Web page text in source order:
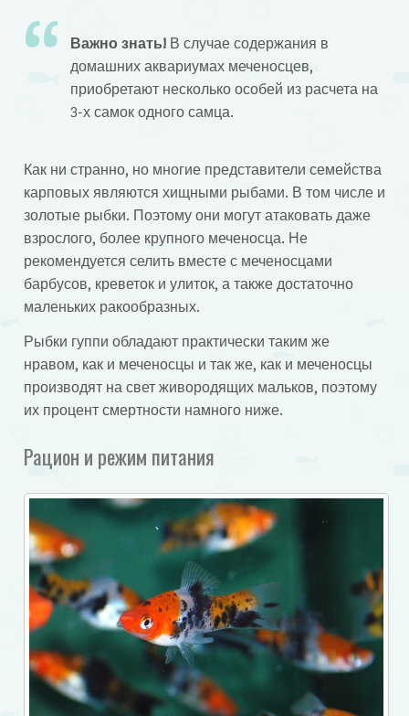
Важно знать!В случае содержания в
домашних аквариумах меченосцев,
приобретают несколько особей из расчета на
3-х самок одного самца.
Как ни странно, но многие представители семейства
карповых являются хищными рыбами. В том числе и
золотые рыбки. Поэтому они могут атаковать даже
взрослого, более крупного меченосца. Не
рекомендуется селить вместе с меченосцами
барбусов, креветок и улиток, а также достаточно
маленьких ракообразных.
Рыбки гуппи обладают практически таким же
нравом, как и меченосцы и так же, как и меченосцы
производят на свет живородящих мальков, поэтому
их процент смертности намного ниже.
Рацион и режим питания